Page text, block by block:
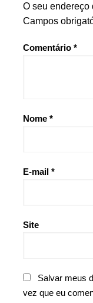
O seu endereço
Campos
Comentário *
Nome *
E-mail *
Site
Salvar meus
vez que eu